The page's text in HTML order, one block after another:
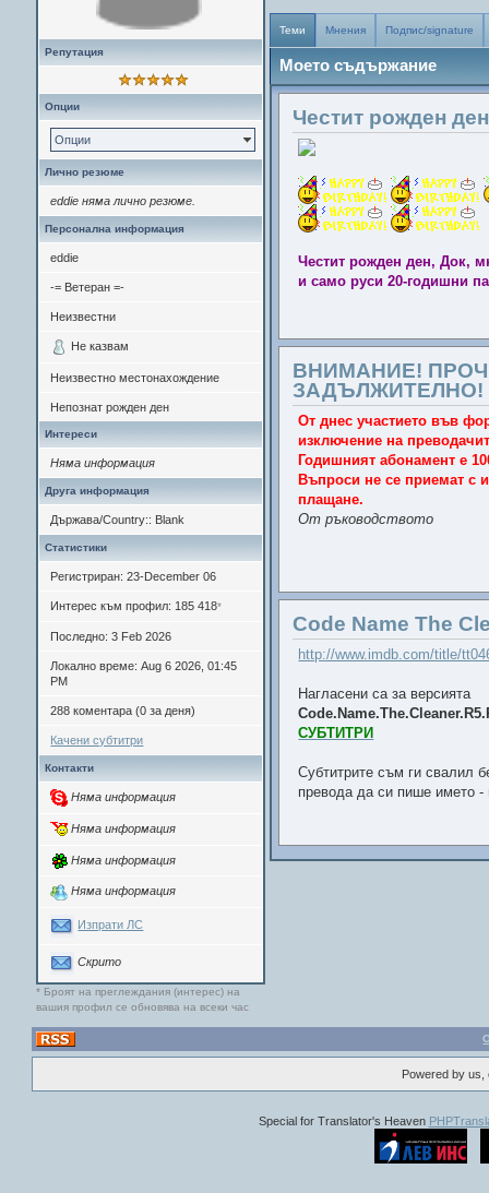
Репутация
Опции
Опции
Лично резюме
eddie няма лично резюме.
Персонална информация
eddie
-= Ветеран =-
Неизвестни
Не казвам
Неизвестно местонахождение
Непознат рожден ден
Интереси
Няма информация
Друга информация
Държава/Country:: Blank
Статистики
Регистриран: 23-December 06
Интерес към профил: 185 418*
Последно: 3 Feb 2026
Локално време: Aug 6 2026, 01:45
PM
288 коментара (0 за деня)
Качени субтитри
Контакти
Няма информация
Няма информация
Няма информация
Няма информация
Изпрати ЛС
Скрито
* Броят на преглеждания (интерес) на
вашия профил се обновява на всеки час
Теми Мнения Подпис/signature
Моето съдържание
Честит рожден
Честит рожден ден, Док,
и само руси 20-годишни
ВНИМАНИЕ!
ЗАДЪЛЖИТЕЛНО!
От днес участието във
изключение на
Годишният абонамент е
Въпроси не се приемат с
плащане.
От ръководството
Code Name The
http://www.imdb.com/title/
Нагласени са за версията
СУБТИТРИ
Субтитрите съм ги свалил
превода да си пише името
Powered by
Special for Translator's Heaven